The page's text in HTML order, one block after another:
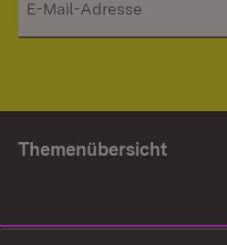
Themenübersicht